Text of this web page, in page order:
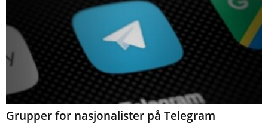
Grupper for nasjonalister på Telegram